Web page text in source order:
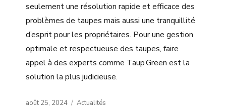
seulement une résolution rapide et efficace des
problèmes de taupes mais aussi une tranquillité
d’esprit pour les propriétaires. Pour une gestion
optimale et respectueuse des taupes, faire
appel à des experts comme Taup’Green est la
solution la plus judicieuse.
Posted
août 25, 2024 Categories
Actualités